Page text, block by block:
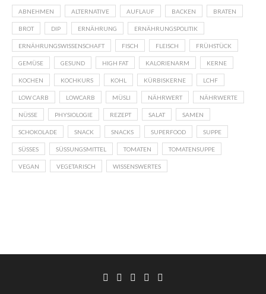
ABNEHMEN ALTERNATIVE AUFLAUF BACKEN BRATEN
BROT DIP ERNÄHRUNG ERNÄHRUNGSPOLITIK
ERNÄHRUNGSWISSENSCHAFT FISCH FLEISCH FRÜHSTÜCK
GEMÜSE GESUND HIGH FAT KALORIENARM KERNE
KOCHEN KOCHKURS KOHL KÜRBISKERNE LCHF
LOW CARB LOWCARB MÜSLI NÄHRWERT NÄHRWERTE
NÜSSE PHYSIOLOGIE REZEPT SALAT SAMEN
SCHOKOLADE SNACK SNACKS SUPERFOOD SUPPE
SÜSSES SÜSSUNGSMITTEL TOMATEN TOMATENSUPPE
VEGAN VEGETARISCH WISSENSWERTES